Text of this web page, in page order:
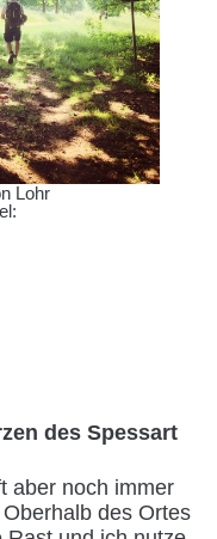
Lohr
des Spessart
aber noch immer
des Ortes